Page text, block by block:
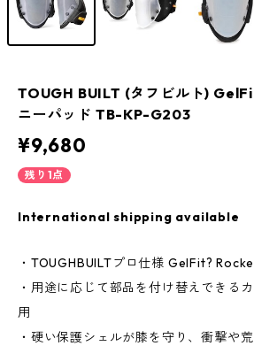
TOUGH BUILT (タフビルト)
ニーパッド TB-KP-G203
¥9,680
残り1点
International shipping available
・TOUGHBUILTプロ仕様 GelFit?
・用途に応じて部品を付け替えできる
用
・硬い保護シェルが膝を守り、衝撃や